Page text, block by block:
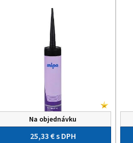
Na objednávku
25,33 €s DPH